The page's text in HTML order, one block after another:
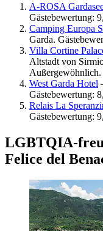
A-ROSA
Gästebewertung:
Camping Europa
Garda.
Villa Cortine
Altstadt von
Außergewöhnlich.
West Garda Hotel
Gästebewertung:
Relais La
Gästebewertung:
LGBTQIA-
Felice del